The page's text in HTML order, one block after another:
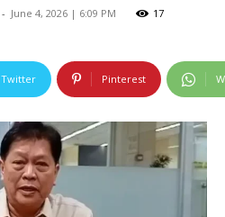
- June 4, 2026 | 6:09 PM 17
Twitter Pinterest